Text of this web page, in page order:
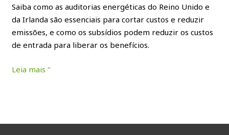
Saiba como as auditorias energéticas do Reino Unido e
da Irlanda são essenciais para cortar custos e reduzir
emissões, e como os subsídios podem reduzir os custos
de entrada para liberar os benefícios.
Leia mais "